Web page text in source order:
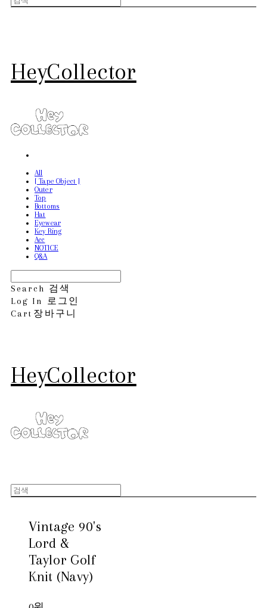
HeyCollector
All
[ Tape Object ]
Outer
Top
Bottoms
Hat
Eyewear
Key Ring
Acc
NOTICE
Q&A
Search 검색
Log In
로그인
Cart 장바구니
HeyCollector
Vintage 90's
Lord &
Taylor Golf
Knit (Navy)